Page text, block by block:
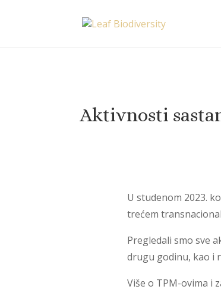
Aktivnosti
U studenom 2023.
trećem
Pregledali smo sve
drugu godinu, kao i
Više o TPM-ovima i